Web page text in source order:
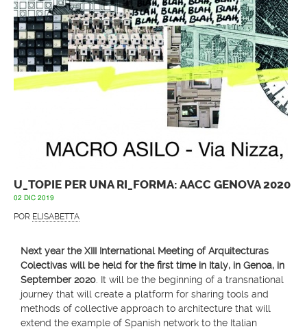
U_TOPIE PER UNA RI_FORMA: AACC GENOVA 2020
02 DIC 2019
POR ELISABETTA
Next year the XIII International Meeting of Arquitecturas
Colectivas will be held for the first time in Italy, in Genoa, in
September 2020 . It will be the beginning of a transnational
journey that will create a platform for sharing tools and
methods of collective approach to architecture that will
extend the example of Spanish network to the Italian